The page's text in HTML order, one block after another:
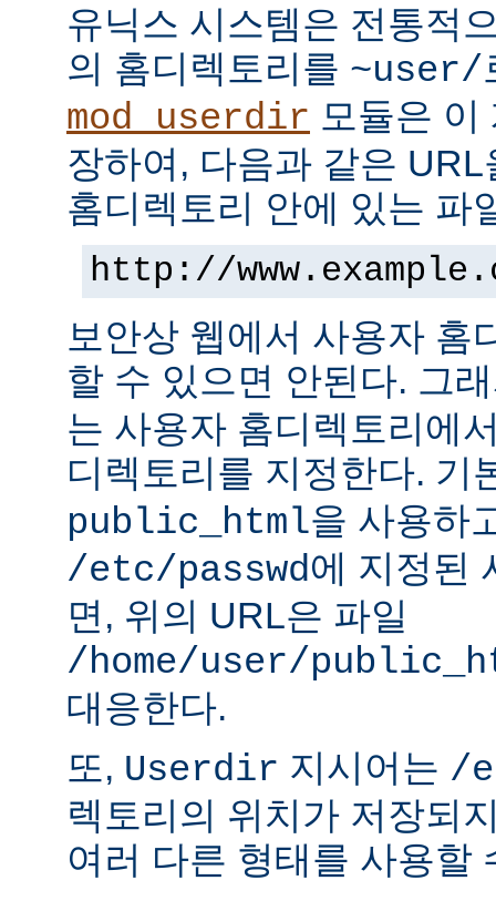
유닉스 시스템은 전통적
의 홈디렉토리를 ~user/
mod_userdir 모듈은
장하여, 다음과 같은
홈디렉토리 안에 있는 파
http://
보안상 웹에서 사용자 홈
할 수 있으면 안된다. 그
는 사용자 홈디렉토리에
디렉토리를 지정한다. 기
public_html을 사용하
/etc/passwd에 지정된
면, 위의 URL은 파일
/home/user/
대응한다.
또, Userdir 지시어는 /
렉토리의 위치가 저장되
여러 다른 형태를 사용할